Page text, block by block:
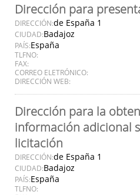
Dirección para
DIRECCIÓN:de España 1
CIUDAD:Badajoz
PAÍS:España
TLFNO:
FAX:
CORREO ELETRÓNICO:
DIRECCIÓN WEB:
Dirección para la
información adicional
licitación
DIRECCIÓN:de España 1
CIUDAD:Badajoz
PAÍS:España
TLFNO: